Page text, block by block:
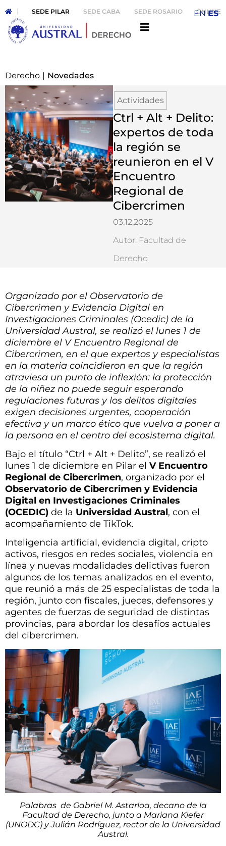
SEDE PILAR SEDE CABA SEDE ROSARIO ONLINE
Derecho | Novedades
Actividades
Ctrl + Alt + Delito:
expertos de toda
la región se
reunieron en el V
Encuentro
Regional de
Cibercrimen
03.12.2025
Autor: Facultad de
Derecho
Organizado por el Observatorio de
Cibercrimen y Evidencia Digital en
Investigaciones Criminales (Ocedic) de la
Universidad Austral, se realizó el lunes 1 de
diciembre el V Encuentro Regional de
Cibercrimen, en el que expertos y especialistas
en la materia coincidieron en que la región
atraviesa un punto de inflexión: la protección
de la niñez no puede seguir esperando
regulaciones futuras y los delitos digitales
exigen decisiones urgentes, cooperación
efectiva y un marco ético que vuelva a poner a
la persona en el centro del ecosistema digital.
Bajo el título “Ctrl + Alt + Delito”, se realizó el
lunes 1 de diciembre en Pilar el V Encuentro
Regional de Cibercrimen, organizado por el
Observatorio de Cibercrimen y Evidencia
Digital en Investigaciones Criminales
(OCEDIC) de la Universidad Austral, con el
acompañamiento de TikTok.
Inteligencia artificial, evidencia digital, cripto
activos, riesgos en redes sociales, violencia en
línea y nuevas modalidades delictivas fueron
algunos de los temas analizados en el evento,
que reunió a más de 25 especialistas de toda la
región, junto con fiscales, jueces, defensores y
agentes de fuerzas de seguridad de distintas
provincias, para abordar los desafíos actuales
del cibercrimen.
Palabras de Gabriel M. Astarloa, decano de la
Facultad de Derecho, junto a Mariana Kiefer
(UNODC) y Julián Rodríguez, rector de la Universidad
Austral.
EN ES